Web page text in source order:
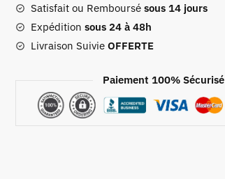
Voyage
Cabine
Avion
Satisfait ou Remboursé sous 14 jours
Expédition sous 24 à 48h
Livraison Suivie OFFERTE
Paiement 100% Sécurisé